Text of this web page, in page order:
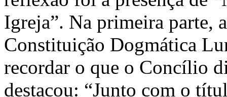
Igreja”. Na primeira parte,
Constituição Dogmática
recordar o que o Concílio
destacou: “Junto com o